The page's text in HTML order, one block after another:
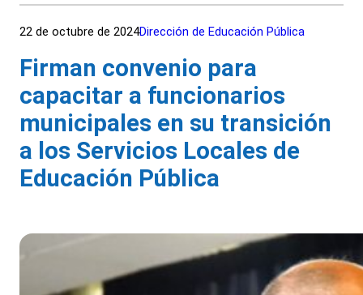
22 de octubre de 2024Dirección de Educación Pública
Firman convenio para
capacitar a funcionarios
municipales en su transición
a los Servicios Locales de
Educación Pública